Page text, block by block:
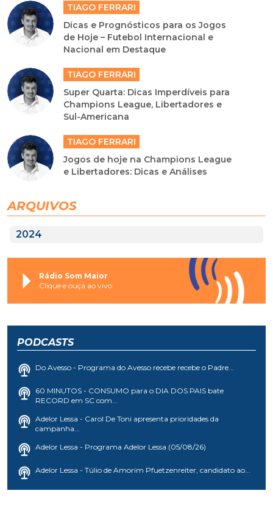
TIAGO FERRARI
Dicas e Prognósticos para os Jogos
de Hoje – Futebol Internacional e
Nacional em Destaque
TIAGO FERRARI
Super Quarta: Dicas Imperdíveis para
Champions League, Libertadores e
Sul-Americana
TIAGO FERRARI
Jogos de hoje na Champions League
e Libertadores: Dicas e Análises
ARQUIVOS
2024
Rádio Som Maior
Clique e ouça ao vivo
PODCASTS
Do Avesso - Programa do Avesso recebe recebe o Padre...
60 MINUTOS - CONSUMO para o DIA DOS PAIS bate
RECORD em SC com...
Adelor Lessa - Carol De Toni apresenta prioridades da
campanha...
Adelor Lessa - Programa Adelor Lessa (05/08/26)
Adelor Lessa - Túlio de Amorim Pfuetzenreiter, candidato ao...